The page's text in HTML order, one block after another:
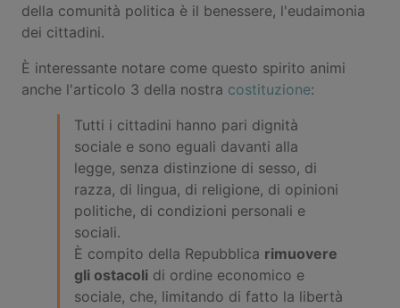
della comunità politica è il benessere, l'eudaimonia
dei cittadini.
È interessante notare come questo spirito animi
anche l'articolo 3 della nostra costituzione:
Tutti i cittadini hanno pari dignità
sociale e sono eguali davanti alla
legge, senza distinzione di sesso, di
razza, di lingua, di religione, di opinioni
politiche, di condizioni personali e
sociali.
È compito della Repubblica rimuovere
gli ostacoli di ordine economico e
sociale, che, limitando di fatto la libertà